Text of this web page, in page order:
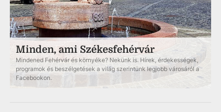
Minden, ami Székesfehérvár
Mindened Fehérvár és környéke? Nekünk is. Hírek, érdekességek,
programok és beszélgetések a világ szerintünk legjobb városáról a
Facebookon.